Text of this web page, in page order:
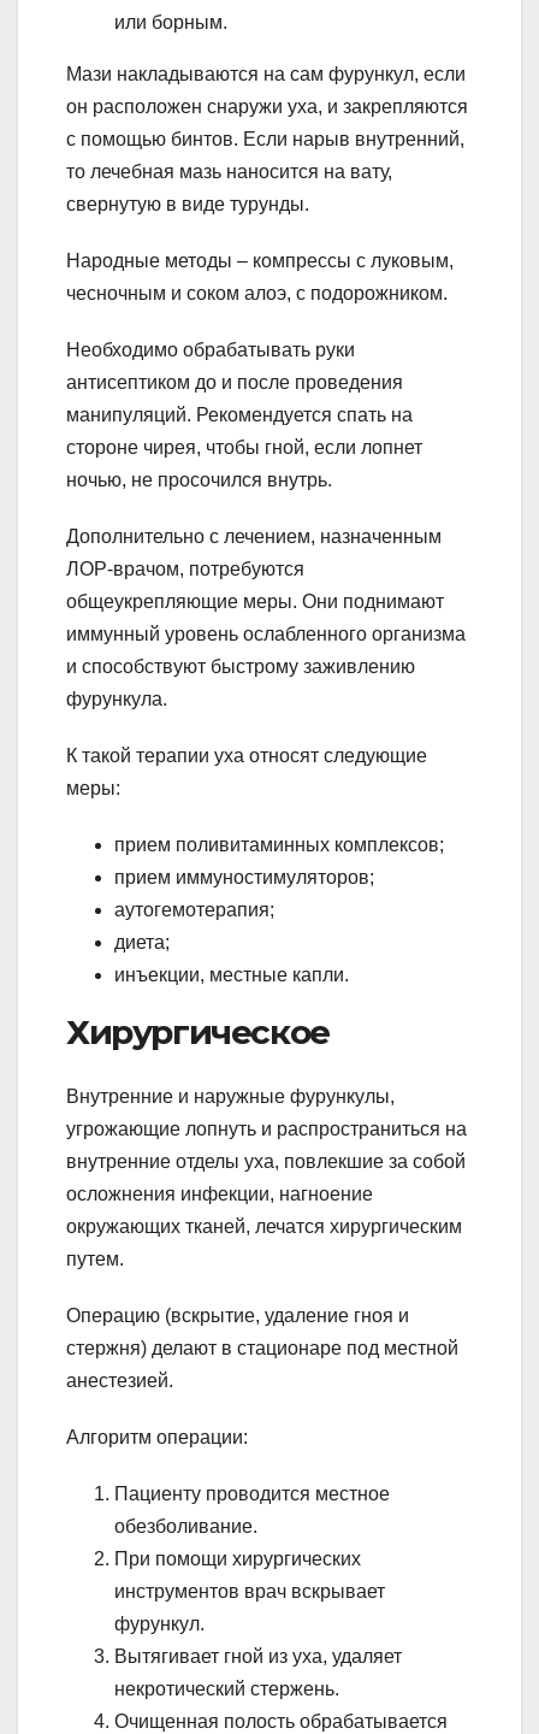
или борным.
Мази накладываются на сам фурункул, если
он расположен снаружи уха, и закрепляются
с помощью бинтов. Если нарыв внутренний,
то лечебная мазь наносится на вату,
свернутую в виде турунды.
Народные методы – компрессы с луковым,
чесночным и соком алоэ, с подорожником.
Необходимо обрабатывать руки
антисептиком до и после проведения
манипуляций. Рекомендуется спать на
стороне чирея, чтобы гной, если лопнет
ночью, не просочился внутрь.
Дополнительно с лечением, назначенным
ЛОР-врачом, потребуются
общеукрепляющие меры. Они поднимают
иммунный уровень ослабленного организма
и способствуют быстрому заживлению
фурункула.
К такой терапии уха относят следующие
меры:
прием поливитаминных комплексов;
прием иммуностимуляторов;
аутогемотерапия;
диета;
инъекции, местные капли.
Хирургическое
Внутренние и наружные фурункулы,
угрожающие лопнуть и распространиться на
внутренние отделы уха, повлекшие за собой
осложнения инфекции, нагноение
окружающих тканей, лечатся хирургическим
путем.
Операцию (вскрытие, удаление гноя и
стержня) делают в стационаре под местной
анестезией.
Алгоритм операции:
Пациенту проводится местное
обезболивание.
При помощи хирургических
инструментов врач вскрывает
фурункул.
Вытягивает гной из уха, удаляет
некротический стержень.
Очищенная полость обрабатывается